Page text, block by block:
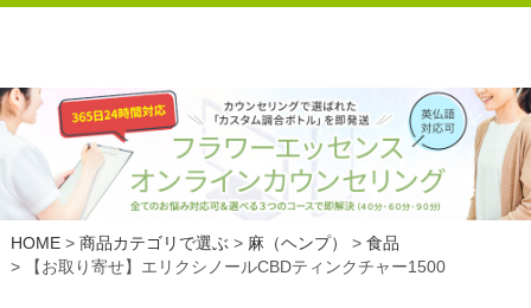
HOME 商品カテゴリで選ぶ 麻（ヘンプ）
食品
【お取り寄せ】エリクシノールCBDティンクチャー1500